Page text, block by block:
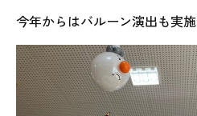
今年からはバルーン演出も実施